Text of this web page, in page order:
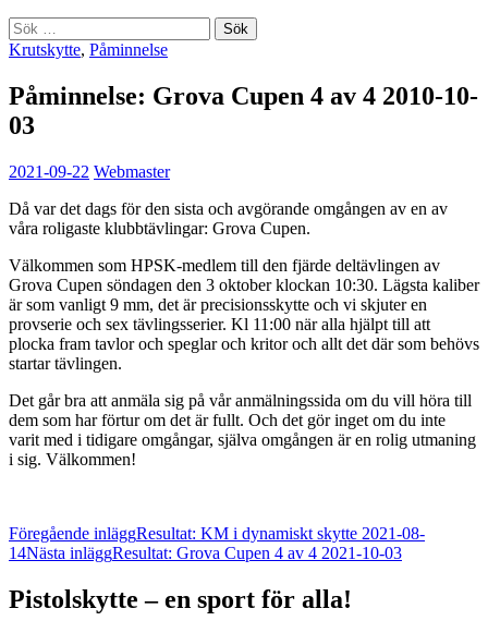
Sök
efter:
Krutskytte, Påminnelse
Påminnelse: Grova Cupen 4 av 4 2010-10-
03
2021-09-22 Webmaster
Då var det dags för den sista och avgörande omgången av en av
våra roligaste klubbtävlingar: Grova Cupen.
Välkommen som HPSK-medlem till den fjärde deltävlingen av
Grova Cupen söndagen den 3 oktober klockan 10:30. Lägsta kaliber
är som vanligt 9 mm, det är precisionsskytte och vi skjuter en
provserie och sex tävlingsserier. Kl 11:00 när alla hjälpt till att
plocka fram tavlor och speglar och kritor och allt det där som behövs
startar tävlingen.
Det går bra att anmäla sig på vår anmälningssida om du vill höra till
dem som har förtur om det är fullt. Och det gör inget om du inte
varit med i tidigare omgångar, själva omgången är en rolig utmaning
i sig. Välkommen!
Inläggsnavigering
Föregående inläggResultat: KM i dynamiskt skytte 2021-08-
14Nästa inläggResultat: Grova Cupen 4 av 4 2021-10-03
Pistolskytte – en sport för alla!